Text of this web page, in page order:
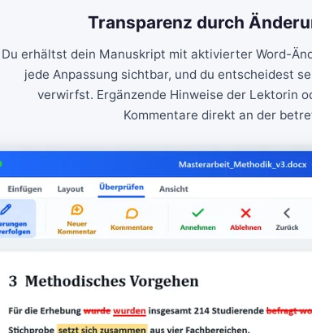
Transparenz durch
Du erhältst dein Manuskript mit aktivierter Word-
jede Anpassung sichtbar, und du entscheidest
verwirfst. Ergänzende Hinweise der Lektorin
Kommentare direkt an der